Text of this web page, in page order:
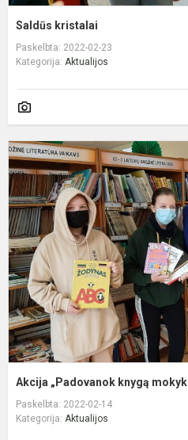
Saldūs kristalai
Paskelbta: 2022-02-23
Kategorija: Aktualijos
Akcija „Padovanok knygą
Paskelbta: 2022-02-14
Kategorija: Aktualijos